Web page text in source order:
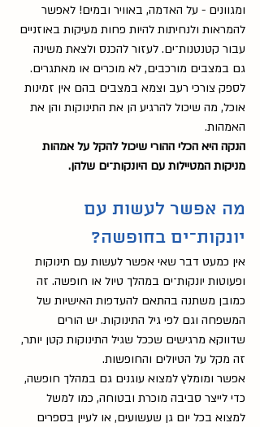
ומגוונים - על האדמה, באוויר ובמים! לאפשר
להמראות ולנחיתות להיות פחות מעיקות באוזניים
עבור קטנטנות־ים. לעזור להכנס ולצאת משינה
גם במצבים מורכבים, לא מוכרים או מאתגרים.
לספק צורכי רעב וצמא במצבים בהם אין זמינות
אוכל, מה שיכול להרגיע הן את התינוקות והן את
האמהות.
הנקה היא הכלי ההורי שיכול להקל על אמהות
מניקות המטיילות עם היונקות־ים שלהן.
מה אפשר לעשות עם
יונקות־ים בחופשה?
אין כמעט דבר שאי אפשר לעשות עם תינוקות
ופעוטות יונקות־ים במהלך טיול או חופשה. זה
כמובן משתנה בהתאם להעדפות האישיות של
המשפחה וגם לפי גיל התינוקות. יש הורים
שדווקא מרגישים שככל שגיל התינוקות קטן יותר,
זה מקל על הטיולים והחופשות.
אפשר ומומלץ למצוא עוגנים גם במהלך חופשה,
כדי לייצר סביבה מוכרת ובטוחה, כמו למשל
למצוא בכל יום גן שעשועים, או לעיין בספרים